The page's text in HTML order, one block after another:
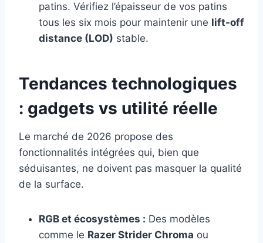
patins. Vérifiez l’épaisseur de vos patins
tous les six mois pour maintenir une lift-off
distance (LOD) stable.
Tendances technologiques
: gadgets vs utilité réelle
Le marché de 2026 propose des
fonctionnalités intégrées qui, bien que
séduisantes, ne doivent pas masquer la qualité
de la surface.
RGB et écosystèmes : Des modèles
comme le Razer Strider Chroma ou